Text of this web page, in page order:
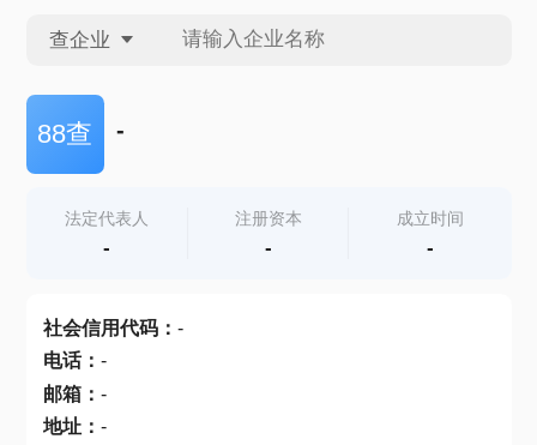
查企业
查企业
查产地
88查 -
法定代表人
-
注册资本
-
成立时间
-
社会信用代码： -
电话： -
邮箱： -
地址： -